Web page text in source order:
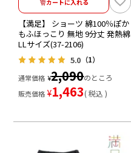
カートに入れる
【満足】 ショーツ 綿100％ぽか
もふほっこり 無地 9分丈 発熱綿
LLサイズ(37-2106)
5.0 （1）
通常価格 ¥2,090のところ
販売価格 ¥1,463 税込